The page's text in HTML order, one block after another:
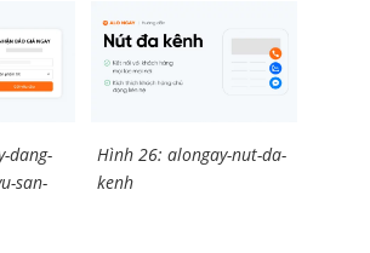
dang-
san-
Hình 26: alongay-nut-da-
kenh